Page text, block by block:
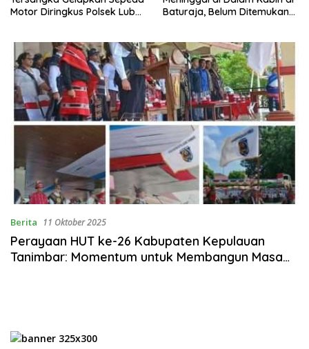
Motor Diringkus Polsek Lubuk
Baturaja, Belum Ditemukan
Berita 11 Oktober 2025
Perayaan HUT ke-26 Kabupaten Kepulauan
Tanimbar: Momentum untuk Membangun Masa